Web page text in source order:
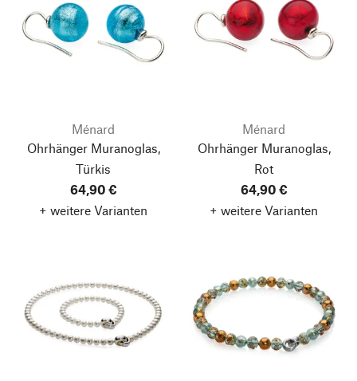
Ménard
Ohrhänger Muranoglas,
Türkis
64,90 €
+ weitere Varianten
Ménard
Ohrhänger Muranoglas,
Rot
64,90 €
+ weitere Varianten